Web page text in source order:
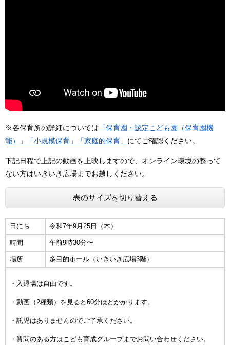
※各保育所の詳細については 「保育園・認定こども園（保育園機
能）」
「小規模保育」 「家庭的保育」 にてご確認ください。
下記日程で上記の動画を上映しますので、オンライン環境の整って
ない方はいきいき広場までお越しください。
表のサイズを切り替える
日にち 令和7年9月25日（木）
時間 午前9時30分〜
場所 多目的ホール（いきいき広場3階）
・入退場は自由です。
・動画（2種類）を見ると60分ほどかかります。
・託児はありませんのでご了承ください。
・質問のある方はこども育成グループまでお問い合わせください。